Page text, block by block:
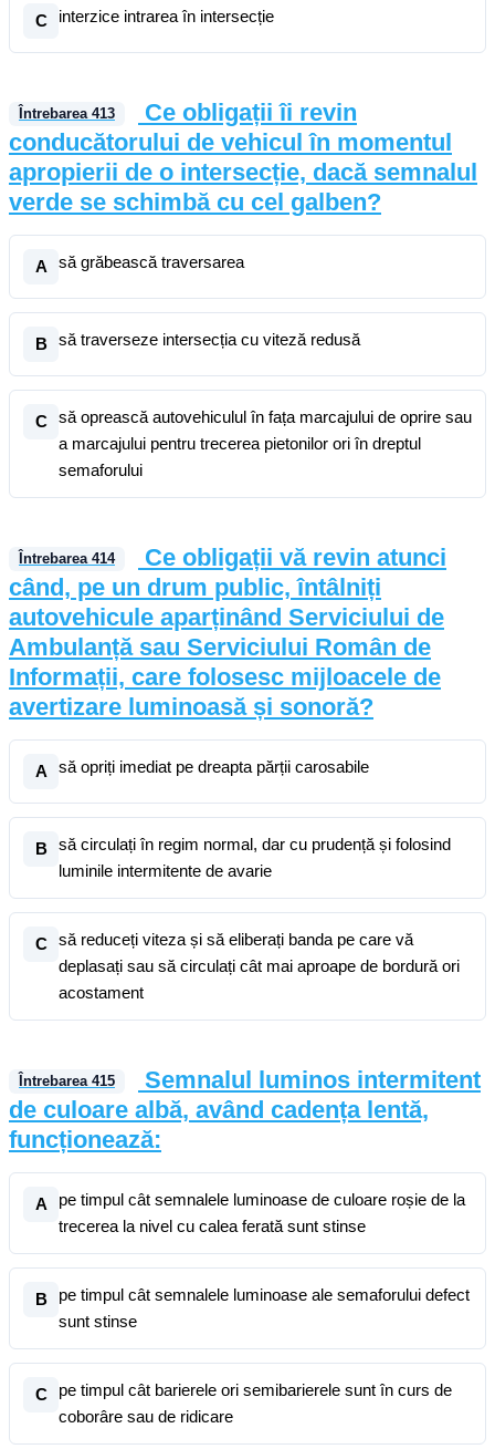
C interzice intrarea în intersecție
Întrebarea 413
Ce obligații îi revin
conducătorului de vehicul în momentul
apropierii de o intersecție, dacă semnalul
verde se schimbă cu cel galben?
A să grăbească traversarea
B să traverseze intersecția cu viteză redusă
C
să oprească autovehiculul în fața marcajului de oprire sau
a marcajului pentru trecerea pietonilor ori în dreptul
semaforului
Întrebarea 414
Ce obligații vă revin atunci
când, pe un drum public, întâlniți
autovehicule aparținând Serviciului de
Ambulanță sau Serviciului Român de
Informații, care folosesc mijloacele de
avertizare luminoasă și sonoră?
A să opriți imediat pe dreapta părții carosabile
B
să circulați în regim normal, dar cu prudență și folosind
luminile intermitente de avarie
C
să reduceți viteza și să eliberați banda pe care vă
deplasați sau să circulați cât mai aproape de bordură ori
acostament
Întrebarea 415
Semnalul luminos intermitent
de culoare albă, având cadența lentă,
funcționează:
A
pe timpul cât semnalele luminoase de culoare roșie de la
trecerea la nivel cu calea ferată sunt stinse
B
pe timpul cât semnalele luminoase ale semaforului defect
sunt stinse
C
pe timpul cât barierele ori semibarierele sunt în curs de
coborâre sau de ridicare